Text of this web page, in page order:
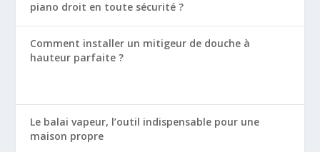
Comment installer un mitigeur de douche à
hauteur parfaite ?
Le balai vapeur, l’outil indispensable pour une
maison propre